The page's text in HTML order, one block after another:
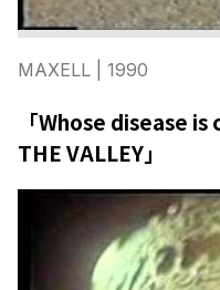
MAXELL | 1990
「Whose disease
THE VALLEY」